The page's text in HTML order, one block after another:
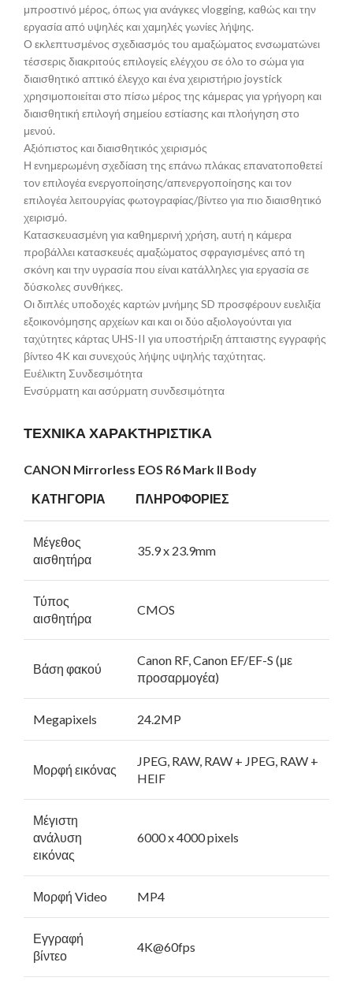
μπροστινό μέρος, όπως για ανάγκες vlogging, καθώς και την
εργασία από υψηλές και χαμηλές γωνίες λήψης.
Ο εκλεπτυσμένος σχεδιασμός του αμαξώματος ενσωματώνει
τέσσερις διακριτούς επιλογείς ελέγχου σε όλο το σώμα για
διαισθητικό απτικό έλεγχο και ένα χειριστήριο joystick
χρησιμοποιείται στο πίσω μέρος της κάμερας για γρήγορη και
διαισθητική επιλογή σημείου εστίασης και πλοήγηση στο
μενού.
Αξιόπιστος και διαισθητικός χειρισμός
Η ενημερωμένη σχεδίαση της επάνω πλάκας επανατοποθετεί
τον επιλογέα ενεργοποίησης/απενεργοποίησης και τον
επιλογέα λειτουργίας φωτογραφίας/βίντεο για πιο διαισθητικό
χειρισμό.
Κατασκευασμένη για καθημερινή χρήση, αυτή η κάμερα
προβάλλει κατασκευές αμαξώματος σφραγισμένες από τη
σκόνη και την υγρασία που είναι κατάλληλες για εργασία σε
δύσκολες συνθήκες.
Οι διπλές υποδοχές καρτών μνήμης SD προσφέρουν ευελιξία
εξοικονόμησης αρχείων και και οι δύο αξιολογούνται για
ταχύτητες κάρτας UHS-II για υποστήριξη άπταιστης εγγραφής
βίντεο 4K και συνεχούς λήψης υψηλής ταχύτητας.
Ευέλικτη Συνδεσιμότητα
Ενσύρματη και ασύρματη συνδεσιμότητα
ΤΕΧΝΙΚΑ ΧΑΡΑΚΤΗΡΙΣΤΙΚΑ
CANON Mirrorless EOS R6 Mark II Body
ΚΑΤΗΓΟΡΙΑ ΠΛΗΡΟΦΟΡΙΕΣ
Μέγεθος
αισθητήρα
35.9 x 23.9mm
Τύπος
αισθητήρα
CMOS
Βάση φακού
Canon RF, Canon EF/EF-S (με
προσαρμογέα)
Megapixels 24.2MP
Μορφή εικόνας
JPEG, RAW, RAW + JPEG, RAW +
HEIF
Μέγιστη
ανάλυση
εικόνας
6000 x 4000 pixels
Μορφή Video MP4
Εγγραφή
βίντεο
4K@60fps